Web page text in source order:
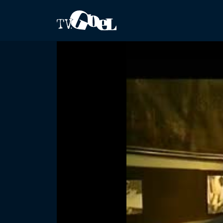
Salta al contenuto principale